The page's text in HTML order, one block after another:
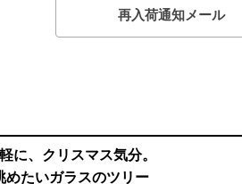
再入荷通知メール
に、クリスマス気分。
めたいガラスのツリー